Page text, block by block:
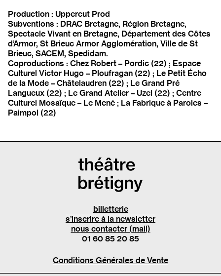
Production : Uppercut Prod
Subventions : DRAC Bretagne, Région Bretagne,
Spectacle Vivant en Bretagne, Département des Côtes
d’Armor, St Brieuc Armor Agglomération, Ville de St
Brieuc, SACEM, Spedidam.
Coproductions : Chez Robert – Pordic (22) ; Espace
Culturel Victor Hugo – Ploufragan (22) ; Le Petit Écho
de la Mode – Châtelaudren (22) ; Le Grand Pré
Langueux (22) ; Le Grand Atelier – Uzel (22) ; Centre
Culturel Mosaïque – Le Mené ; La Fabrique à Paroles –
Paimpol (22)
billetterie
s’inscrire à la newsletter
nous contacter (mail)
01 60 85 20 85
Conditions Générales de Vente